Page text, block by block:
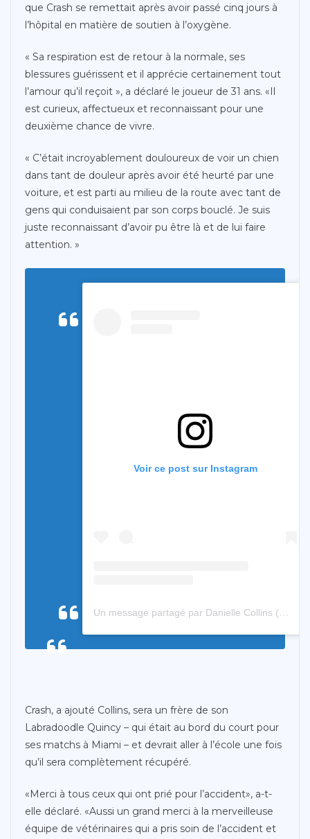
que Crash se remettait après avoir passé cinq jours à
l’hôpital en matière de soutien à l’oxygène.
« Sa respiration est de retour à la normale, ses
blessures guérissent et il apprécie certainement tout
l’amour qu’il reçoit », a déclaré le joueur de 31 ans. «Il
est curieux, affectueux et reconnaissant pour une
deuxième chance de vivre.
« C’était incroyablement douloureux de voir un chien
dans tant de douleur après avoir été heurté par une
voiture, et est parti au milieu de la route avec tant de
gens qui conduisaient par son corps bouclé. Je suis
juste reconnaissant d’avoir pu être là et de lui faire
attention. »
Voir ce post sur Instagram
Un message partagé par Danielle Collins (@danimalcollins)
Crash, a ajouté Collins, sera un frère de son
Labradoodle Quincy – qui était au bord du court pour
ses matchs à Miami – et devrait aller à l’école une fois
qu’il sera complètement récupéré.
«Merci à tous ceux qui ont prié pour l’accident», a-t-
elle déclaré. «Aussi un grand merci à la merveilleuse
équipe de vétérinaires qui a pris soin de l’accident et